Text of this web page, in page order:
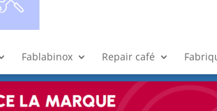
Fablabinox Repair café